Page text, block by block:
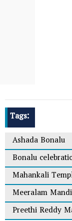
Tags:
Ashada Bonalu
Bonalu
Mahankali
Meeralam
Preethi Reddy